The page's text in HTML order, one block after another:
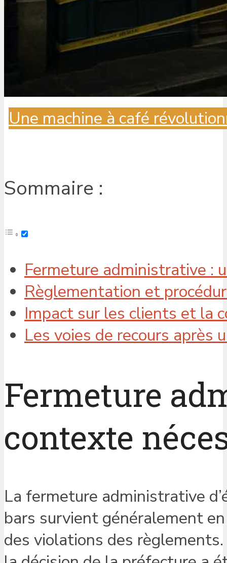
Une machine à café
Sommaire :
Fermeture administrative :
Règlementation et
Impact sur les clients et la
Les voies de recours
Fermeture
contexte
La fermeture administrative
bars survient généralement
des violations des